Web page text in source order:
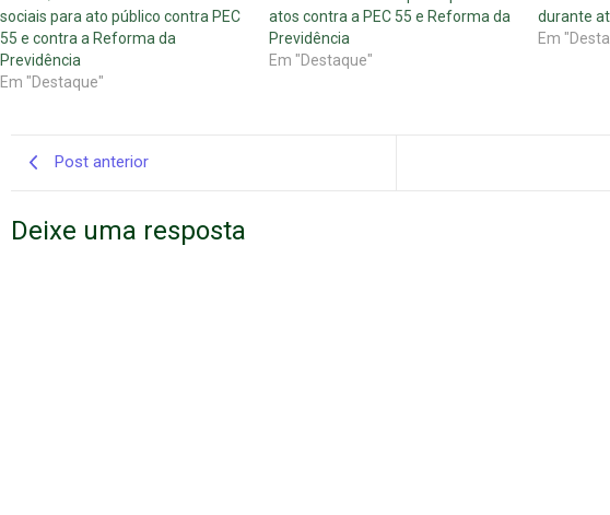
sociais para ato público contra PEC
55 e contra a Reforma da
Previdência
Em "Destaque"
atos contra a PEC 55 e Reforma da
Previdência
Em "Destaque"
durante
Em
Post anterior
Deixe uma resposta